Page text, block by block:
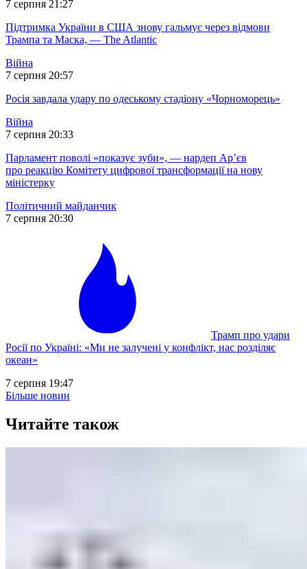
7 серпня 21:27
Підтримка України в США знову гальмує через відмови
Трампа та Маска, — The Atlantic
Війна
7 серпня 20:57
Росія завдала удару по одеському стадіону «Чорноморець»
Війна
7 серпня 20:33
Парламент поволі «показує зуби», — нардеп Ар’єв
про реакцію Комітету цифрової трансформації на нову
міністерку
Політичний майданчик
7 серпня 20:30
Трамп про удари
Росії по Україні: «Ми не залучені у конфлікт, нас розділяє
океан»
7 серпня 19:47
Більше новин
Читайте також